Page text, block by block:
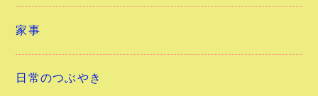
家事
日常のつぶやき